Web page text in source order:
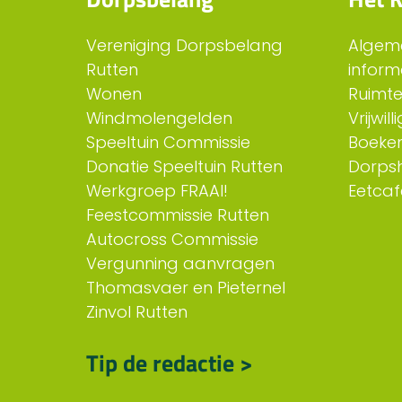
Vereniging Dorpsbelang
Rutten
Wonen
Windmolengelden
Speeltuin Commissie
Donatie Speeltuin Rutten
Werkgroep FRAAI!
Feestcommissie Rutten
Autocross Commissie
Vergunning aanvragen
Thomasvaer en Pieternel
Zinvol Rutten
Tip de redactie >